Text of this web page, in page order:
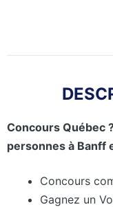
Concours Québec
personnes à Banff
Concours
Gagnez un